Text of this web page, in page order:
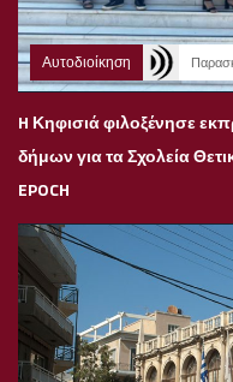
Αυτοδιοίκηση
H Κηφισιά φιλοξένησε
δήμων για τα Σχολεία
EPOCH